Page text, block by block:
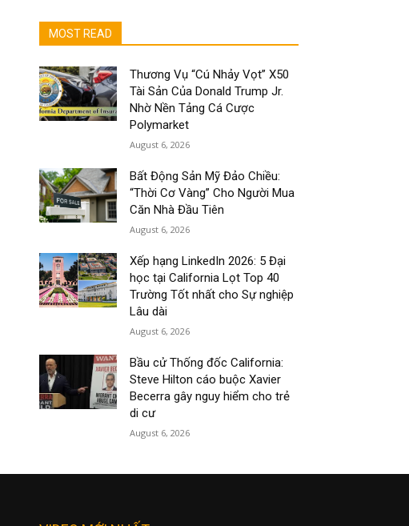
MOST READ
Thương Vụ “Cú Nhảy Vọt” X50
Tài Sản Của Donald Trump Jr.
Nhờ Nền Tảng Cá Cược
Polymarket
August 6, 2026
Bất Động Sản Mỹ Đảo Chiều:
“Thời Cơ Vàng” Cho Người Mua
Căn Nhà Đầu Tiên
August 6, 2026
Xếp hạng LinkedIn 2026: 5 Đại
học tại California Lọt Top 40
Trường Tốt nhất cho Sự nghiệp
Lâu dài
August 6, 2026
Bầu cử Thống đốc California:
Steve Hilton cáo buộc Xavier
Becerra gây nguy hiểm cho trẻ
di cư
August 6, 2026